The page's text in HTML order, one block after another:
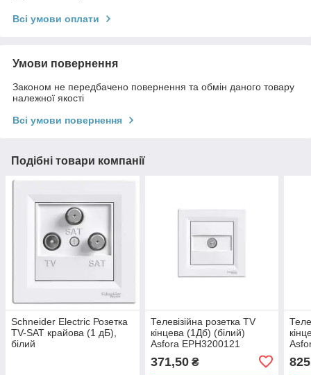
Всі умови оплати
Умови повернення
Законом не передбачено повернення та обмін даного товару
належної якості
Всі умови повернення
Подібні товари компанії
Schneider Electric Розетка
TV-SAT крайова (1 дБ),
білий
Телевізійна розетка TV
кінцева (1Дб) (білий)
Asfora EPH3200121
371,50₴